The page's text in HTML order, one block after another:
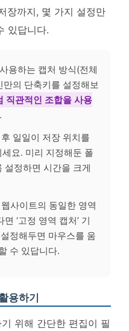
장까지, 몇 가지 설정만
있답니다.
용하는 캡처 방식(전체
의 단축키를 설정해보
관적인 조합을 사용
일일이 저장 위치를
요. 미리 지정해둔 폴
설정하면 시간을 크게
사이트의 동일한 영역
‘고정 영역 캡처’ 기
정해두면 마우스를 움
수 있답니다.
용하기
위해 간단한 편집이 필